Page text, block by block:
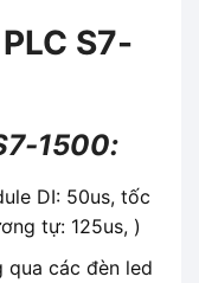
S7-
1500:
DI: 50us, tốc
tự: 125us, )
qua các đèn led